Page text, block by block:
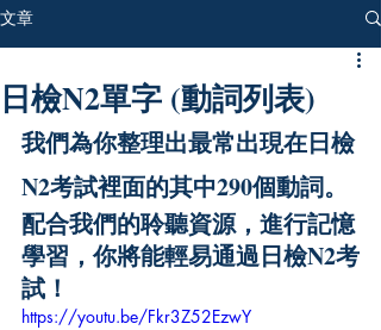
文章
日檢N2單字 (動詞列表)
我們為你整理出最常出現在日檢
N2考試裡面的其中290個動詞。
配合我們的聆聽資源，進行記憶
學習，你將能輕易通過日檢N2考
試！
https://youtu.be/Fkr3Z52EzwY